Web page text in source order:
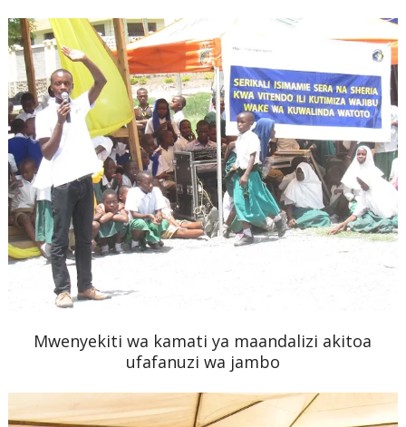
Mwenyekiti wa kamati ya maandalizi akitoa
ufafanuzi wa jambo